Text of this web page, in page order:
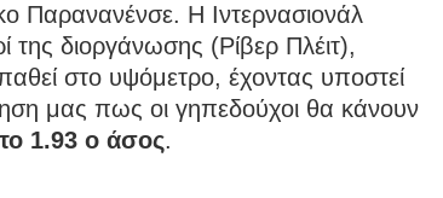
Παρανανένσε. Η Ιντερνασιονάλ
της διοργάνωσης (Ρίβερ Πλέιτ),
στο υψόμετρο, έχοντας υποστεί
μας πως οι γηπεδούχοι θα κάνουν
1.93 ο άσος.